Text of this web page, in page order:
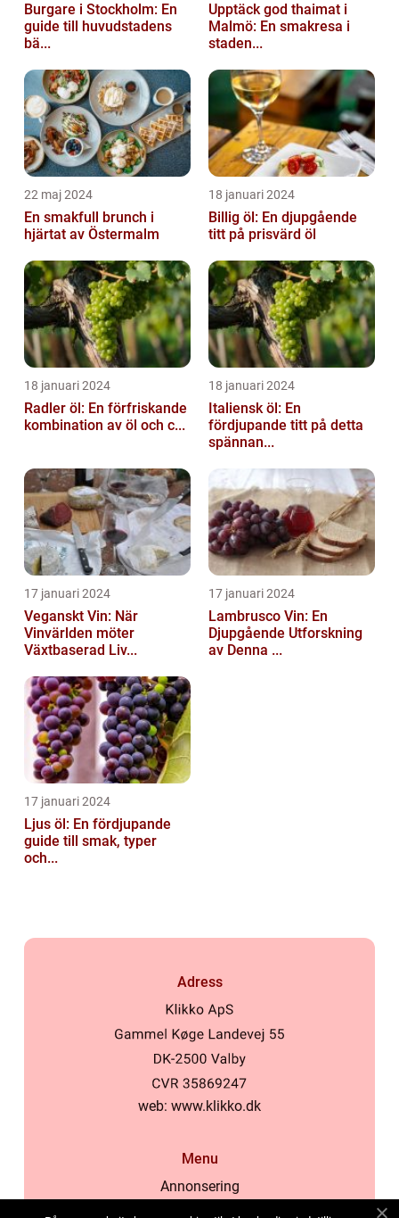
Burgare i Stockholm: En
guide till huvudstadens
bä...
Upptäck god thaimat i
Malmö: En smakresa i
staden...
22 maj 2024
En smakfull brunch i
hjärtat av Östermalm
18 januari 2024
Billig öl: En djupgående
titt på prisvärd öl
18 januari 2024
Radler öl: En förfriskande
kombination av öl och c...
18 januari 2024
Italiensk öl: En
fördjupande titt på detta
spännan...
17 januari 2024
Veganskt Vin: När
Vinvärlden möter
Växtbaserad Liv...
17 januari 2024
Lambrusco Vin: En
Djupgående Utforskning
av Denna ...
17 januari 2024
Ljus öl: En fördjupande
guide till smak, typer
och...
Adress
web: www.klikko.dk
Menu
Annonsering